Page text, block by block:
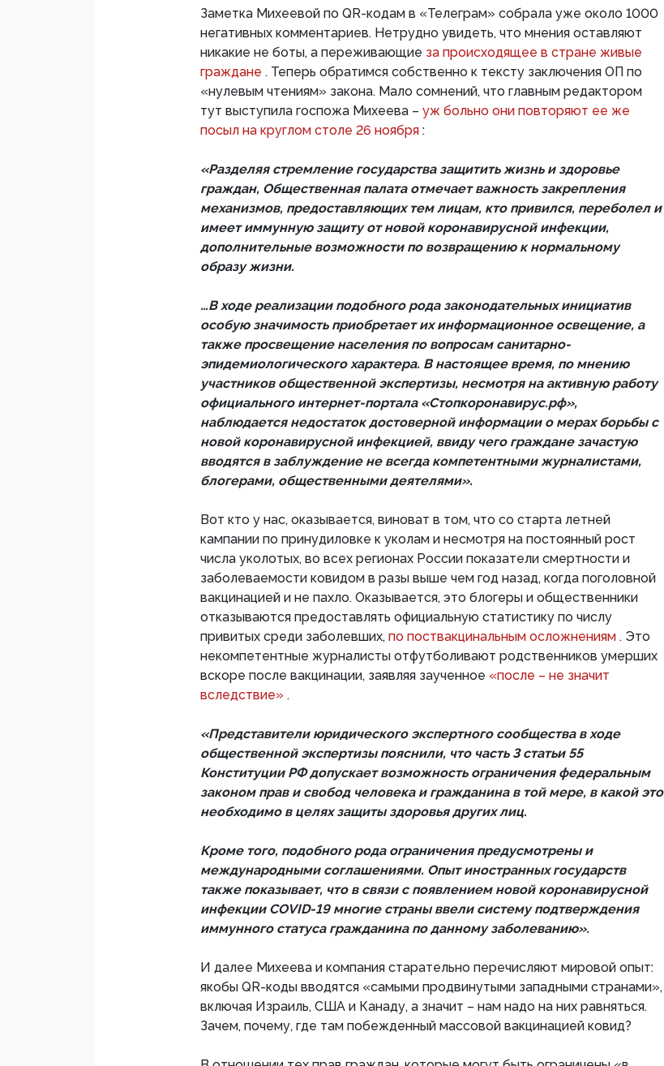
Заметка Михеевой по QR-кодам в «Телеграм» собрала уже около 1000
негативных комментариев. Нетрудно увидеть, что мнения оставляют
никакие не боты, а переживающие за происходящее в стране живые
граждане . Теперь обратимся собственно к тексту заключения ОП по
«нулевым чтениям» закона. Мало сомнений, что главным редактором
тут выступила госпожа Михеева – уж больно они повторяют ее же
посыл на круглом столе 26 ноября :
«Разделяя стремление государства защитить жизнь и здоровье
граждан, Общественная палата отмечает важность закрепления
механизмов, предоставляющих тем лицам, кто привился, переболел и
имеет иммунную защиту от новой коронавирусной инфекции,
дополнительные возможности по возвращению к нормальному
образу жизни.
…В ходе реализации подобного рода законодательных инициатив
особую значимость приобретает их информационное освещение, а
также просвещение населения по вопросам санитарно-
эпидемиологического характера. В настоящее время, по мнению
участников общественной экспертизы, несмотря на активную работу
официального интернет-портала «Стопкоронавирус.рф»,
наблюдается недостаток достоверной информации о мерах борьбы с
новой коронавирусной инфекцией, ввиду чего граждане зачастую
вводятся в заблуждение не всегда компетентными журналистами,
блогерами, общественными деятелями».
Вот кто у нас, оказывается, виноват в том, что со старта летней
кампании по принудиловке к уколам и несмотря на постоянный рост
числа уколотых, во всех регионах России показатели смертности и
заболеваемости ковидом в разы выше чем год назад, когда поголовной
вакцинацией и не пахло. Оказывается, это блогеры и общественники
отказываются предоставлять официальную статистику по числу
привитых среди заболевших, по поствакцинальным осложнениям . Это
некомпетентные журналисты отфутболивают родственников умерших
вскоре после вакцинации, заявляя заученное «после – не значит
вследствие» .
«Представители юридического экспертного сообщества в ходе
общественной экспертизы пояснили, что часть 3 статьи 55
Конституции РФ допускает возможность ограничения федеральным
законом прав и свобод человека и гражданина в той мере, в какой это
необходимо в целях защиты здоровья других лиц.
Кроме того, подобного рода ограничения предусмотрены и
международными соглашениями. Опыт иностранных государств
также показывает, что в связи с появлением новой коронавирусной
инфекции COVID-19 многие страны ввели систему подтверждения
иммунного статуса гражданина по данному заболеванию».
И далее Михеева и компания старательно перечисляют мировой опыт:
якобы QR-коды вводятся «самыми продвинутыми западными странами»,
включая Израиль, США и Канаду, а значит – нам надо на них равняться.
Зачем, почему, где там побежденный массовой вакцинацией ковид?